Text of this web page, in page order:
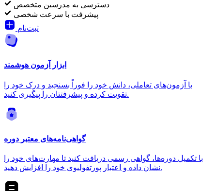
دسترسی به مدرسین متخصص
پیشرفت با سرعت شخصی
ثبت‌نام
ابزار آزمون هوشمند
با آزمون‌های تعاملی، دانش خود را فوراً بسنجید و درک خود را
تقویت کرده و پیشرفتتان را پیگیری کنید.
گواهی‌نامه‌های معتبر دوره
با تکمیل دوره‌ها، گواهی رسمی دریافت کنید تا مهارت‌های خود را
نشان داده و اعتبار پورتفولیوی خود را افزایش دهید.